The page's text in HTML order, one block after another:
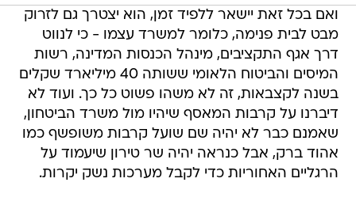
ואם בכל זאת יישאר ללפיד זמן, הוא יצטרך גם לזרוק
מבט לבית פנימה, כלומר למשרד עצמו - כי לנווט
דרך אגף התקציבים, מינהל הכנסות המדינה, רשות
המיסים והביטוח הלאומי ששותה 40 מיליארד שקלים
בשנה לקצבאות, זה לא משהו פשוט כל כך. ועוד לא
דיברנו על קרבות המאסף שיהיו מול משרד הביטחון,
שאמנם כבר לא יהיה שם שועל קרבות משופשף כמו
אהוד ברק, אבל כנראה יהיה שר טירון שיעמוד על
הרגליים האחוריות כדי לקבל מערכות נשק יקרות.